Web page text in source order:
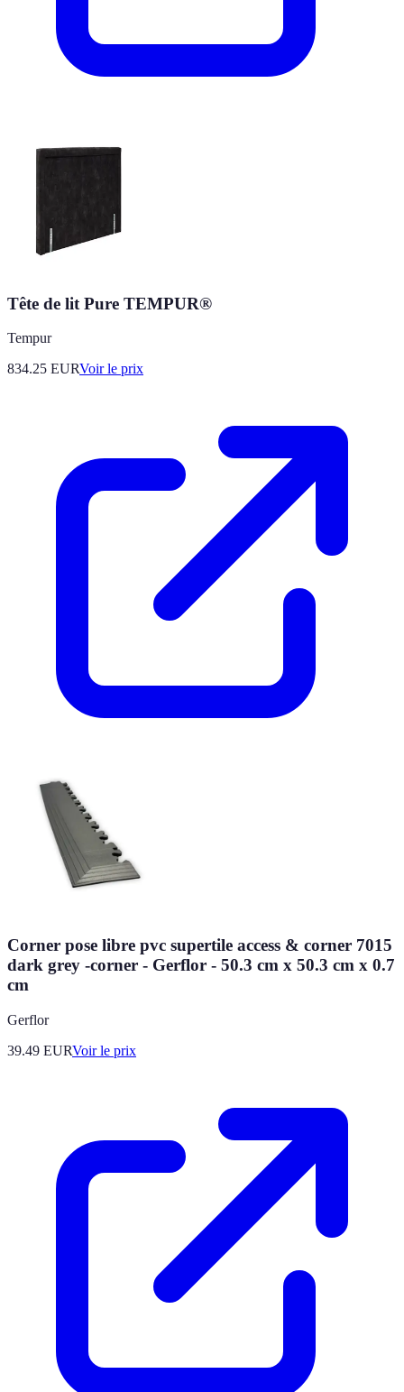
Tête de lit Pure TEMPUR®
Tempur
834.25 EURVoir le prix
Corner pose libre pvc supertile access & corner 7015
dark grey -corner - Gerflor - 50.3 cm x 50.3 cm x 0.7
cm
Gerflor
39.49 EURVoir le prix